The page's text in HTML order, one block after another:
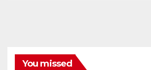
You missed